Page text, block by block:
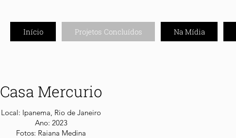
Início Projetos Concluídos Na Mídia
Casa Mercurio
Local: Ipanema, Rio de Janeiro
Ano: 2023
Fotos: Raiana Medina